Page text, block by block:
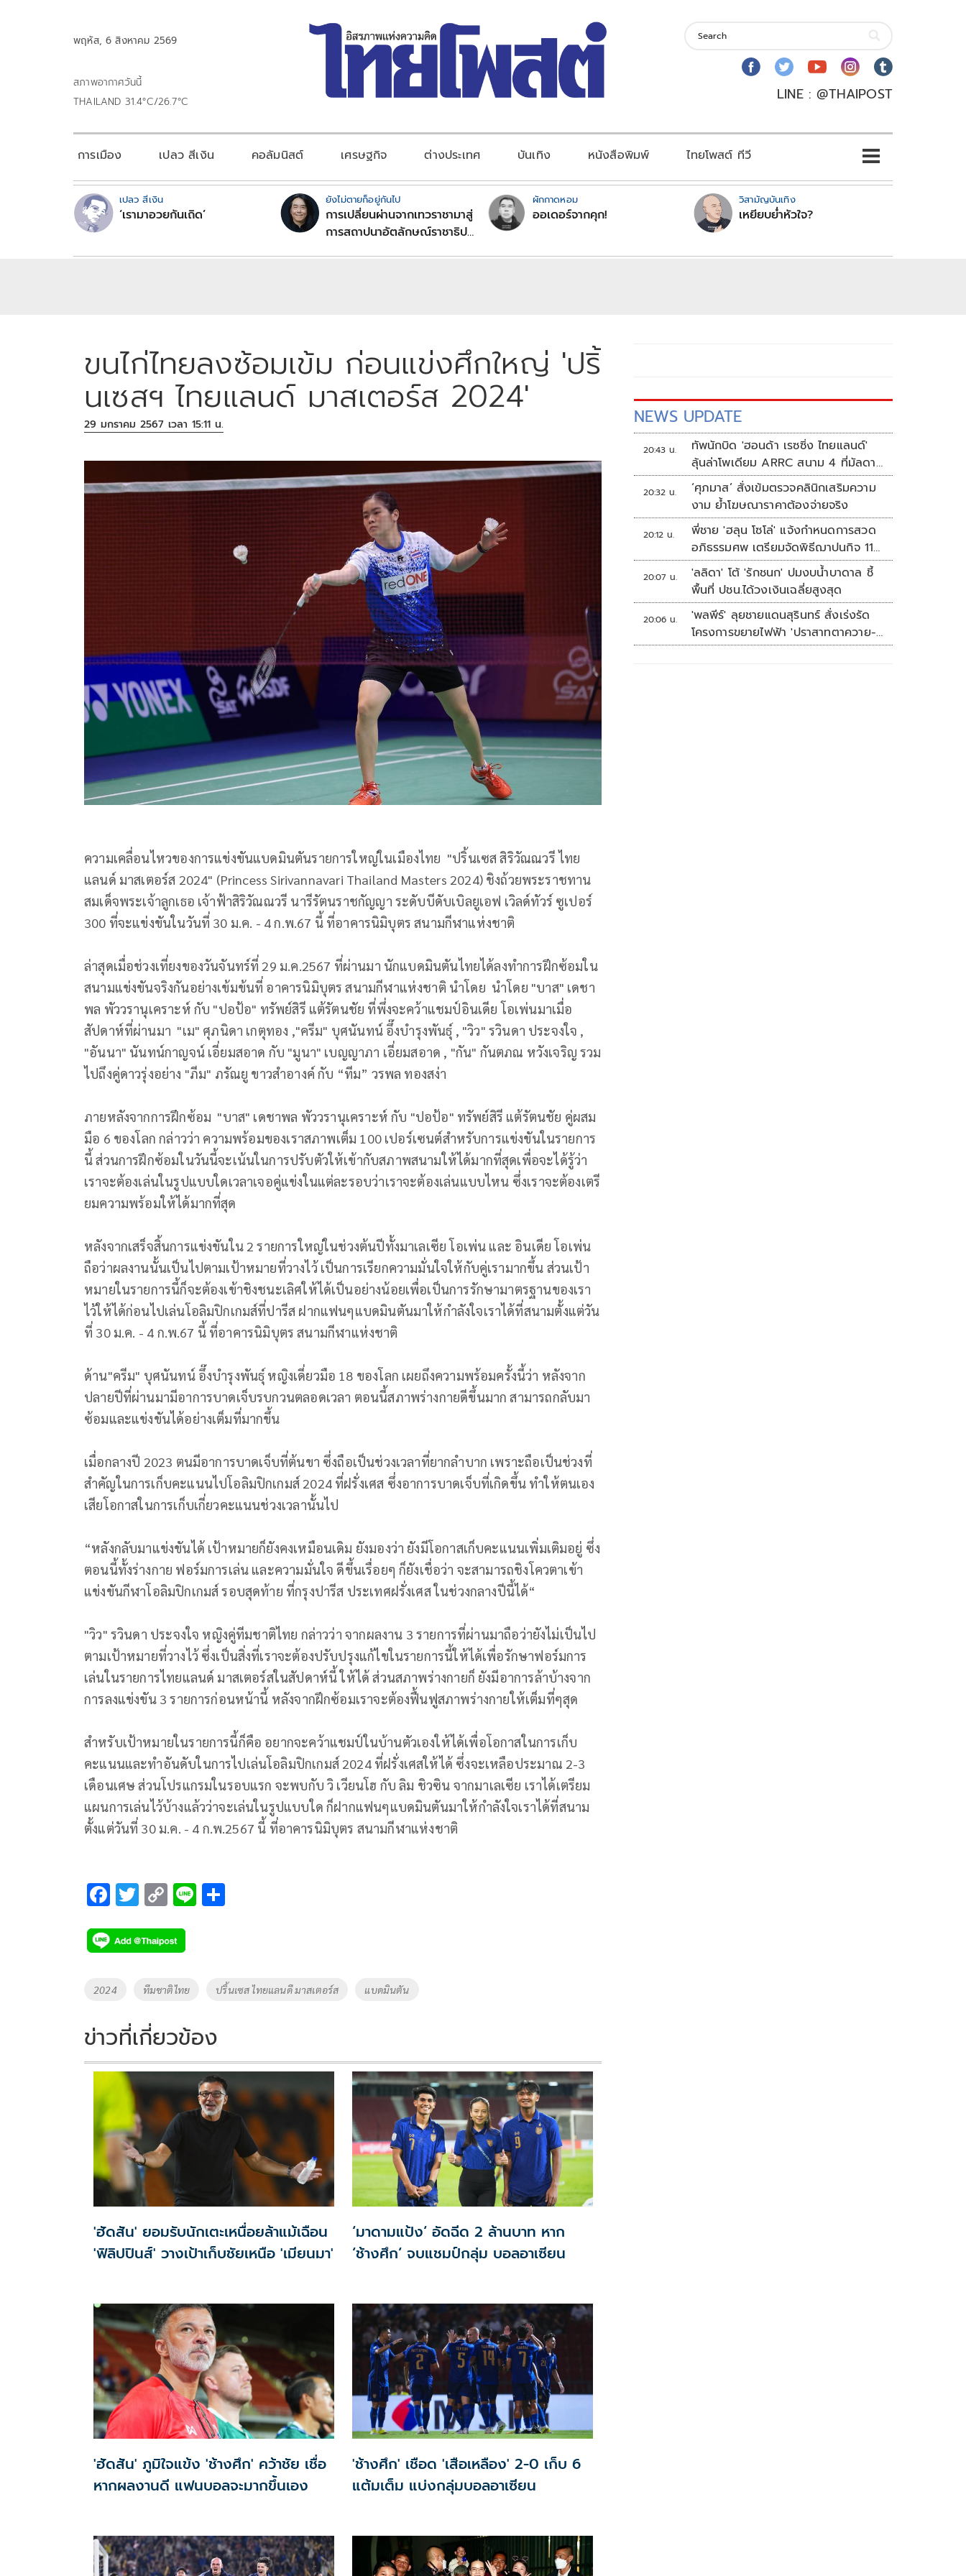
พฤหัส, 6 สิงหาคม 2569
สภาพอากาศวันนี้
THAILAND 31.4°C/26.7°C
LINE : @THAIPOST
การเมือง เปลว สีเงิน คอลัมนิสต์ เศรษฐกิจ ต่างประเทศ บันเทิง หนังสือพิมพ์ ไทยโพสต์ ทีวี
เปลว สีเงิน
‘เรามาอวยกันเถิด’
ยังไม่ตายก็อยู่กันไป
การเปลี่ยนผ่านจากเทวราชามาสู่
การสถาปนาอัตลักษณ์ราชาธิป
ผักกาดหอม
ออเดอร์จากคุก!
วิสามัญบันเทิง
เหยียบย่ำหัวใจ?
ขนไก่ไทยลงซ้อมเข้ม ก่อนแข่งศึกใหญ่ 'ปริ้
นเซสฯ ไทยแลนด์ มาสเตอร์ส 2024'
29 มกราคม 2567 เวลา 15:11 น.
ความเคลื่อนไหวของการแข่งขันแบดมินตันรายการใหญ่ในเมืองไทย "ปริ้นเซส สิริวัณณวรี ไทย
แลนด์ มาสเตอร์ส 2024" (Princess Sirivannavari Thailand Masters 2024) ชิงถ้วยพระราชทาน
สมเด็จพระเจ้าลูกเธอ เจ้าฟ้าสิริวัณณวรี นารีรัตนราชกัญญา ระดับบีดับเบิลยูเอฟ เวิลด์ทัวร์ ซูเปอร์
300 ที่จะแข่งขันในวันที่ 30 ม.ค. - 4 ก.พ.67 นี้ ที่อาคารนิมิบุตร สนามกีฬาแห่งชาติ
ล่าสุดเมื่อช่วงเที่ยงของวันจันทร์ที่ 29 ม.ค.2567 ที่ผ่านมา นักแบดมินตันไทยได้ลงทำการฝึกซ้อมใน
สนามแข่งขันจริงกันอย่างเข้มข้นที่ อาคารนิมิบุตร สนามกีฬาแห่งชาติ นำโดย นำโดย "บาส" เดชา
พล พัววรานุเคราะห์ กับ "ปอป้อ" ทรัพย์สิรี แต้รัตนชัย ที่พึ่งจะคว้าแชมป์อินเดีย โอเพ่นมาเมื่อ
สัปดาห์ที่ผ่านมา "เม" ศุภนิดา เกตุทอง ,"ครีม" บุศนันทน์ อึ๊งบำรุงพันธุ์ , "วิว" รวินดา ประจงใจ ,
"อันนา" นันทน์กาญจน์ เอี่ยมสอาด กับ "มูนา" เบญญาภา เอี่ยมสอาด , "กัน" กันตภณ หวังเจริญ รวม
ไปถึงคู่ดาวรุ่งอย่าง "ภีม" ภรัณยู ขาวสำอางค์ กับ “ทีม” วรพล ทองสง่า
ภายหลังจากการฝึกซ้อม "บาส" เดชาพล พัววรานุเคราะห์ กับ "ปอป้อ" ทรัพย์สิรี แต้รัตนชัย คู่ผสม
มือ 6 ของโลก กล่าวว่า ความพร้อมของเราสภาพเต็ม 100 เปอร์เซนต์สำหรับการแข่งขันในรายการ
นี้ ส่วนการฝึกซ้อมในวันนี้จะเน้นในการปรับตัวให้เข้ากับสภาพสนามให้ได้มากที่สุดเพื่อจะได้รู้ว่า
เราจะต้องเล่นในรูปแบบใดเวลาเจอคู่แข่งในแต่ละรอบว่าเราจะต้องเล่นแบบไหน ซึ่งเราจะต้องเตรี
ยมความพร้อมให้ได้มากที่สุด
หลังจากเสร็จสิ้นการแข่งขันใน 2 รายการใหญ่ในช่วงต้นปีทั้งมาเลเซีย โอเพ่น และ อินเดีย โอเพ่น
ถือว่าผลงานนั้นเป็นไปตามเป้าหมายที่วางไว้ เป็นการเรียกความมั่นใจให้กับคู่เรามากขึ้น ส่วนเป้า
หมายในรายการนี้ก็จะต้องเข้าชิงชนะเลิศให้ได้เป็นอย่างน้อยเพื่อเป็นการรักษามาตรฐานของเรา
ไว้ให้ได้ก่อนไปเล่นโอลิมปิกเกมส์ที่ปารีส ฝากแฟนๆแบดมินตันมาให้กำลังใจเราได้ที่สนามตั้งแต่วัน
ที่ 30 ม.ค. - 4 ก.พ.67 นี้ ที่อาคารนิมิบุตร สนามกีฬาแห่งชาติ
ด้าน"ครีม" บุศนันทน์ อึ๊งบำรุงพันธุ์ หญิงเดี่ยวมือ 18 ของโลก เผยถึงความพร้อมครั้งนี้ว่า หลังจาก
ปลายปีที่ผ่านมามีอาการบาดเจ็บรบกวนตลอดเวลา ตอนนี้สภาพร่างกายดีขึ้นมาก สามารถกลับมา
ซ้อมและแข่งขันได้อย่างเต็มที่มากขึ้น
เมื่อกลางปี 2023 ตนมีอาการบาดเจ็บที่ต้นขา ซึ่งถือเป็นช่วงเวลาที่ยากลำบาก เพราะถือเป็นช่วงที่
สำคัญในการเก็บคะแนนไปโอลิมปิกเกมส์ 2024 ที่ฝรั่งเศส ซึ่งอาการบาดเจ็บที่เกิดขึ้น ทำให้ตนเอง
เสียโอกาสในการเก็บเกี่ยวคะแนนช่วงเวลานั้นไป
“หลังกลับมาแข่งขันได้ เป้าหมายก็ยังคงเหมือนเดิม ยังมองว่า ยังมีโอกาสเก็บคะแนนเพิ่มเติมอยู่ ซึ่ง
ตอนนี้ทั้งร่างกาย ฟอร์มการเล่น และความมั่นใจ ดีขึ้นเรื่อยๆ ก็ยังเชื่อว่า จะสามารถชิงโควตาเข้า
แข่งขันกีฬาโอลิมปิกเกมส์ รอบสุดท้าย ที่กรุงปารีส ประเทศฝรั่งเศส ในช่วงกลางปีนี้ได้“
"วิว" รวินดา ประจงใจ หญิงคู่ทีมชาติไทย กล่าวว่า จากผลงาน 3 รายการที่ผ่านมาถือว่ายังไม่เป็นไป
ตามเป้าหมายที่วางไว้ ซึ่งเป็นสิ่งที่เราจะต้องปรับปรุงแก้ไขในรายการนี้ให้ได้เพื่อรักษาฟอร์มการ
เล่นในรายการไทยแลนด์ มาสเตอร์สในสัปดาห์นี้ ให้ได้ ส่วนสภาพร่างกายก็ ยังมีอาการล้าบ้างจาก
การลงแข่งขัน 3 รายการก่อนหน้านี้ หลังจากฝึกซ้อมเราจะต้องฟื้นฟูสภาพร่างกายให้เต็มที่ๆสุด
สำหรับเป้าหมายในรายการนี้ก็คือ อยากจะคว้าแชมป์ในบ้านตัวเองให้ได้เพื่อโอกาสในการเก็บ
คะแนนและทำอันดับในการไปเล่นโอลิมปิกเกมส์ 2024 ที่ฝรั่งเศสให้ได้ ซึ่งจะเหลือประมาณ 2-3
เดือนเศษ ส่วนโปรแกรมในรอบแรก จะพบกับ วิ เวียนโฮ กับ ลิม ชิวซิน จากมาเลเซีย เราได้เตรียม
แผนการเล่นไว้บ้างแล้วว่าจะเล่นในรูปแบบใด ก็ฝากแฟนๆแบดมินตันมาให้กำลังใจเราได้ที่สนาม
ตั้งแต่วันที่ 30 ม.ค. - 4 ก.พ.2567 นี้ ที่อาคารนิมิบุตร สนามกีฬาแห่งชาติ
F
e
b
o
k
T
tt
er
C
p
y
Li
k
Li
Tags
2024 ทีมชาติไทย ปริ้นเซส ไทยแลนดื มาสเตอร์ส แบดมินตัน
ข่าวที่เกี่ยวข้อง
'ฮัดสัน' ยอมรับนักเตะเหนื่อยล้าแม้เฉือน
'ฟิลิปปินส์' วางเป้าเก็บชัยเหนือ 'เมียนมา'
‘มาดามแป้ง‘ อัดฉีด 2 ล้านบาท หาก
‘ช้างศึก‘ จบแชมป์กลุ่ม บอลอาเซียน
'ฮัดสัน' ภูมิใจแข้ง 'ช้างศึก' คว้าชัย เชื่อ
หากผลงานดี แฟนบอลจะมากขึ้นเอง
'ช้างศึก' เชือด 'เสือเหลือง' 2-0 เก็บ 6
แต้มเต็ม แบ่งกลุ่มบอลอาเซียน
NEWS UPDATE
20:43 น.
ทัพนักบิด 'ฮอนด้า เรซซิ่ง ไทยแลนด์'
ลุ้นล่าโพเดียม ARRC สนาม 4 ที่มัลดาลิ
กา
20:32 น.
‘ศุภมาส’ สั่งเข้มตรวจคลินิกเสริมความ
งาม ย้ำโฆษณาราคาต้องจ่ายจริง
20:12 น.
พี่ชาย 'ฮลุน โซโล่' แจ้งกำหนดการสวด
อภิธรรมศพ เตรียมจัดพิธีฌาปนกิจ 11
ส.ค.
20:07 น.
'ลลิดา' โต้ 'รักชนก' ปมงบน้ำบาดาล ชี้
พื้นที่ ปชน.ได้วงเงินเฉลี่ยสูงสุด
20:06 น.
'พลพีร์' ลุยชายแดนสุรินทร์ สั่งเร่งรัด
โครงการขยายไฟฟ้า 'ปราสาทตาควาย-
เนิน 350'